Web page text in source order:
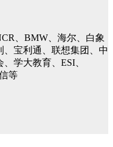
、BMW、海尔、白象
宝利通、联想集团、中
学大教育、ESI、
等